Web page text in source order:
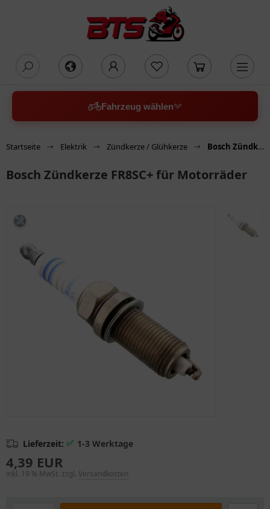
Fahrzeug wählen
Startseite Elektrik Zündkerze / Glühkerze Bosch Zündkerze FR8SC+ für Motorräder
Bosch Zündkerze FR8SC+ für Motorräder
Lieferzeit: ✅ 1-3 Werktage
4,39 EUR
inkl. 19 % MwSt. zzgl. Versandkosten